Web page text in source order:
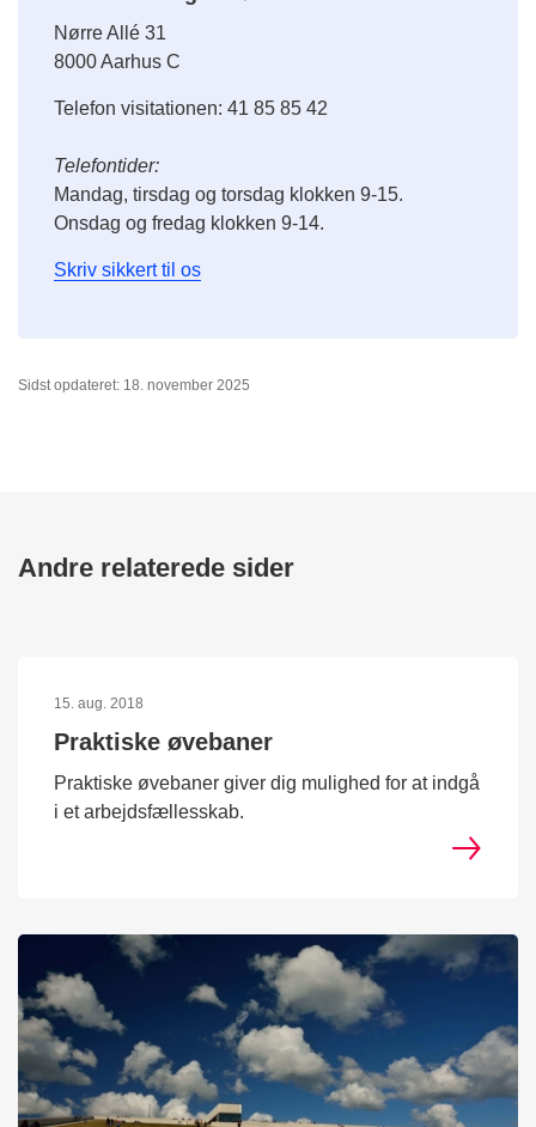
Nørre Allé 31
8000 Aarhus C
Telefon visitationen: 41 85 85 42
Telefontider:
Mandag, tirsdag og torsdag klokken 9-15.
Onsdag og fredag klokken 9-14.
Skriv sikkert til os
Sidst opdateret: 18. november 2025
Andre relaterede sider
15. aug. 2018
Praktiske øvebaner
Praktiske øvebaner giver dig mulighed for at indgå
i et arbejdsfællesskab.